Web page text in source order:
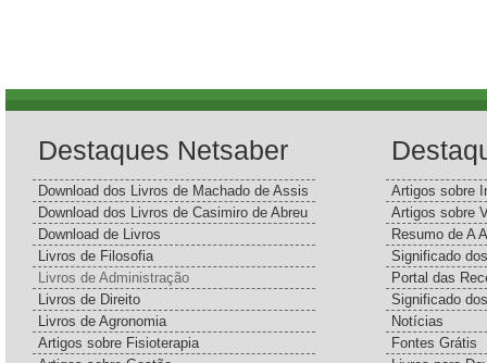
Destaques Netsaber
Download dos Livros de Machado de Assis
Download dos Livros de Casimiro de Abreu
Download de Livros
Livros de Filosofia
Livros de Administração
Livros de Direito
Livros de Agronomia
Artigos sobre Fisioterapia
Artigos sobre
Artigos sobre
Resumo de A
Significado
Portal das
Significado
Notícias
Fontes Grátis